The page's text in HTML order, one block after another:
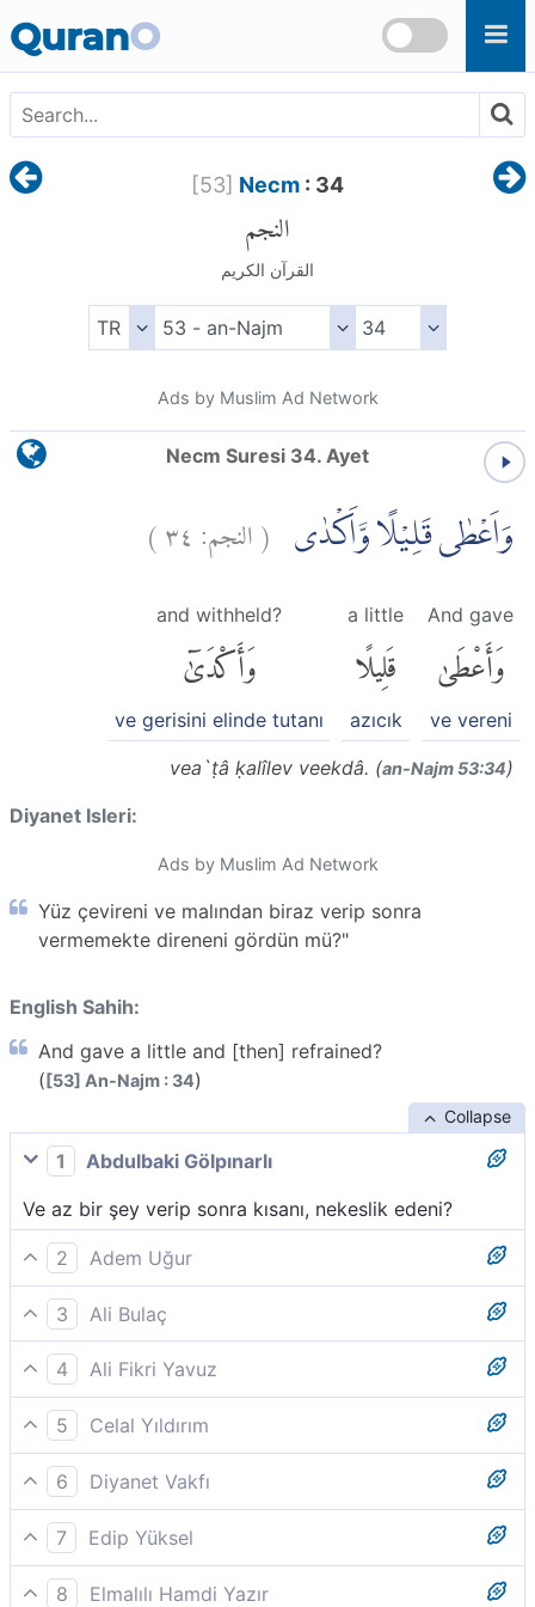
QuranO
[53] Necm: 34
النجم
القرآن الكريم
Ads by Muslim Ad Network
Necm Suresi 34. Ayet
وَاَعْطٰى قَلِيْلًا وَّاَكْدٰى (النجم: ٣٤)
And gave
وَأَعْطَىٰ
ve vereni
a little
قَلِيلًا
azıcık
and withheld?
وَأَكْدَىٰٓ
ve gerisini elinde tutanı
vea`ṭâ ḳalîlev veekdâ. (an-Najm 53:34)
Diyanet Isleri:
Ads by Muslim Ad Network
Yüz çevireni ve malından biraz verip sonra
vermemekte direneni gördün mü?"
English Sahih:
And gave a little and [then] refrained?
([53] An-Najm : 34)
Collapse
1
Abdulbaki Gölpınarlı
Ve az bir şey verip sonra kısanı, nekeslik edeni?
2
Adem Uğur
Azıcık verip sonra vermemekte direneni?
3
Ali Bulaç
Azıcık verdi ve gerisini kaya gibi sımsıkı elinde tuttu.
4
Ali Fikri Yavuz
Ve (malından) pek az verib de kaskatı cimrileşeni...
5
Celal Yıldırım
(33-34) Arkasını döneni, az şey verip gerisini yanında
tutup direneni gördün mü ?
6
Diyanet Vakfı
Azıcık verip sonra vermemekte direneni?
7
Edip Yüksel
Ender olarak ve pek az verdi.
8
Elmalılı Hamdi Yazır